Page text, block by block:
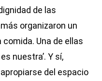
de las
organizaron un
comida. Una de ellas
nuestra’. Y sí,
del espacio